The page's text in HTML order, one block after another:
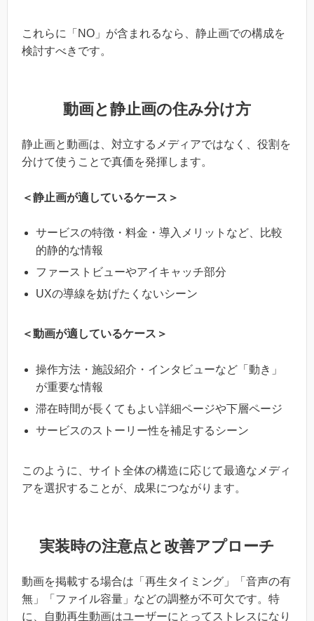
これらに「NO」が含まれるなら、静止画での構成を
検討すべきです。
動画と静止画の住み分け方
静止画と動画は、対立するメディアではなく、役割を
分けて使うことで真価を発揮します。
＜静止画が適しているケース＞
サービスの特徴・料金・導入メリットなど、比較
的静的な情報
ファーストビューやアイキャッチ部分
UXの導線を妨げたくないシーン
＜動画が適しているケース＞
操作方法・施設紹介・インタビューなど「動き」
が重要な情報
滞在時間が長くてもよい詳細ページや下層ページ
サービスのストーリー性を補足するシーン
このように、サイト全体の構造に応じて最適なメディ
アを選択することが、成果につながります。
実装時の注意点と改善アプローチ
動画を掲載する場合は「再生タイミング」「音声の有
無」「ファイル容量」などの調整が不可欠です。特
に、自動再生動画はユーザーにとってストレスになり